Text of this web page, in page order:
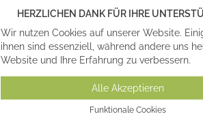
HERZLICHEN DANK FÜR IHRE
Wir nutzen Cookies auf unserer Website.
ihnen sind essenziell, während andere uns
Website und Ihre Erfahrung zu verbessern.
Alle Akzeptieren
Funktionale Cookies